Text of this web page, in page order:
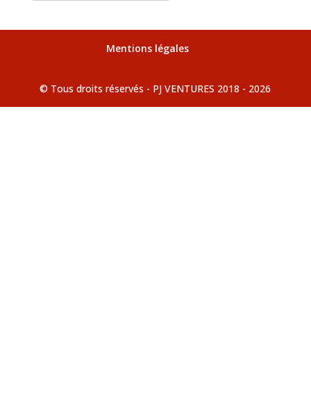
Mentions légales
© Tous droits réservés - PJ VENTURES 2018 - 2026